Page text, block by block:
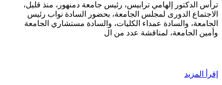
ترأس الدكتور إلهامي ترابيس، رئيس جامعة دمنهور، منذ قليل،
الاجتماع الدورى لمجلس الجامعة، بحضور السادة نواب رئيس
الجامعة، والسادة عمداء الكليات، والسادة مستشاري الجامعة
وأمين الجامعة، لمناقشة عدد من ال
إقرأ المزيد